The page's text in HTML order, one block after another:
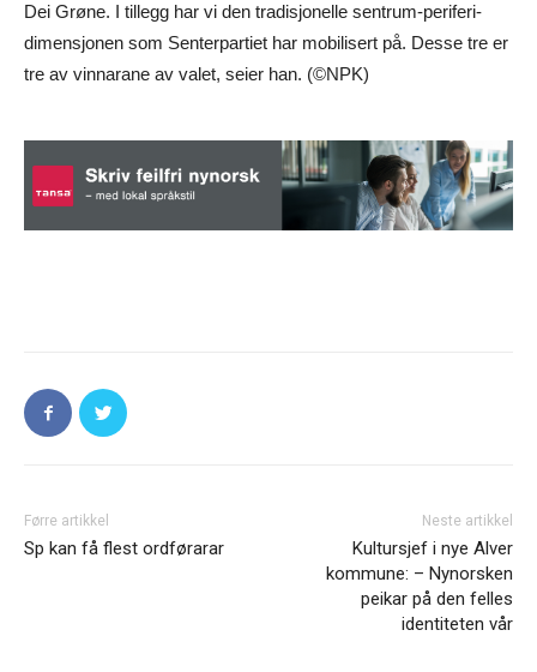
Dei Grøne. I tillegg har vi den tradisjonelle sentrum-periferi-
dimensjonen som Senterpartiet har mobilisert på. Desse tre er
tre av vinnarane av valet, seier han. (©NPK)
Førre artikkel
Sp kan få flest ordførarar
Neste artikkel
Kultursjef i nye Alver
kommune: – Nynorsken
peikar på den felles
identiteten vår